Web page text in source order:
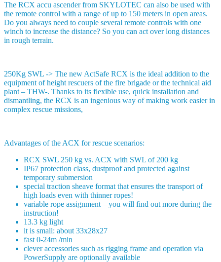
The RCX accu ascender from SKYLOTEC can also be used with
the remote control with a range of up to 150 meters in open areas.
Do you always need to couple several remote controls with one
winch to increase the distance? So you can act over long distances
in rough terrain.
250Kg SWL -> The new ActSafe RCX is the ideal addition to the
equipment of height rescuers of the fire brigade or the technical aid
plant – THW-. Thanks to its flexible use, quick installation and
dismantling, the RCX is an ingenious way of making work easier in
complex rescue missions,
Advantages of the ACX for rescue scenarios:
RCX SWL 250 kg vs. ACX with SWL of 200 kg
IP67 protection class, dustproof and protected against
temporary submersion
special traction sheave format that ensures the transport of
high loads even with thinner ropes!
variable rope assignment – you will find out more during the
instruction!
13.3 kg light
it is small: about 33x28x27
fast 0-24m /min
clever accessories such as rigging frame and operation via
PowerSupply are optionally available